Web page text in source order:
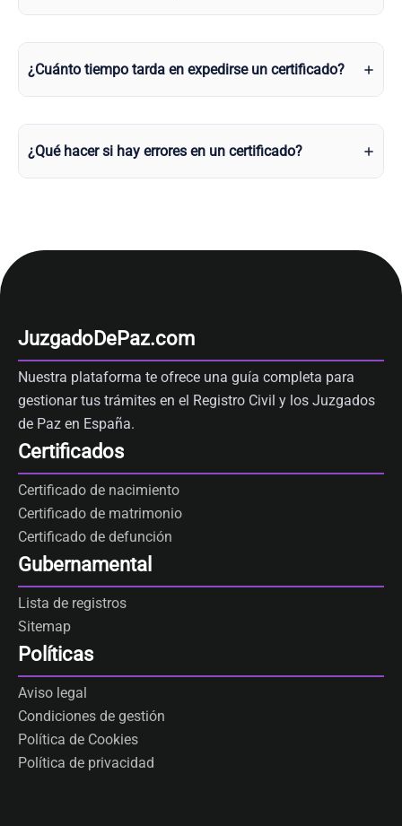
¿Cuánto tiempo tarda en expedirse un certificado?
¿Qué hacer si hay errores en un certificado?
JuzgadoDePaz.com
Nuestra plataforma te ofrece una guía completa para
gestionar tus trámites en el Registro Civil y los Juzgados
de Paz en España.
Certificados
Certificado de nacimiento
Certificado de matrimonio
Certificado de defunción
Gubernamental
Lista de registros
Sitemap
Políticas
Aviso legal
Condiciones de gestión
Política de Cookies
Política de privacidad